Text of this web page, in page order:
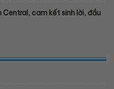
Central, cam kết sinh lời, đầu